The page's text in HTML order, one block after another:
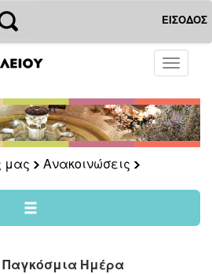
ΕΙΣΟΔΟΣ
Toggle
μας
Ανακοινώσεις
Παγκόσμια Ημέρα